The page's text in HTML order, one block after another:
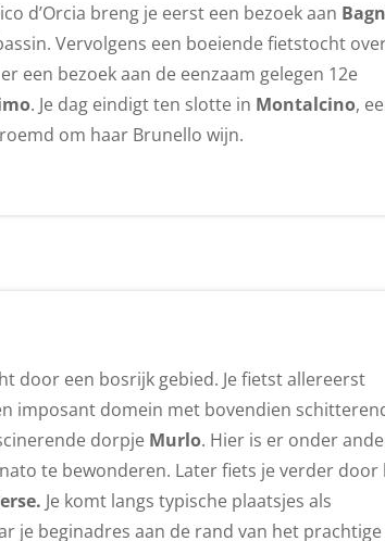
d’Orcia breng je eerst een bezoek aan
Vervolgens een boeiende fietstocht
een bezoek aan de eenzaam gelegen 12e
. Je dag eindigt ten slotte in Montalcino,
om haar Brunello wijn.
door een bosrijk gebied. Je fietst allereerst
imposant domein met bovendien
dorpje Murlo. Hier is er onder
te bewonderen. Later fiets je verder door
Je komt langs typische plaatsjes als
je beginadres aan de rand van het prachtige